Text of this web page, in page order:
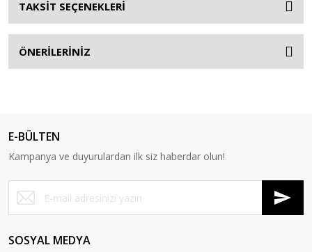
TAKSİT SEÇENEKLERİ
ÖNERİLERİNİZ
E-BÜLTEN
Kampanya ve duyurulardan ilk siz haberdar olun!
SOSYAL MEDYA